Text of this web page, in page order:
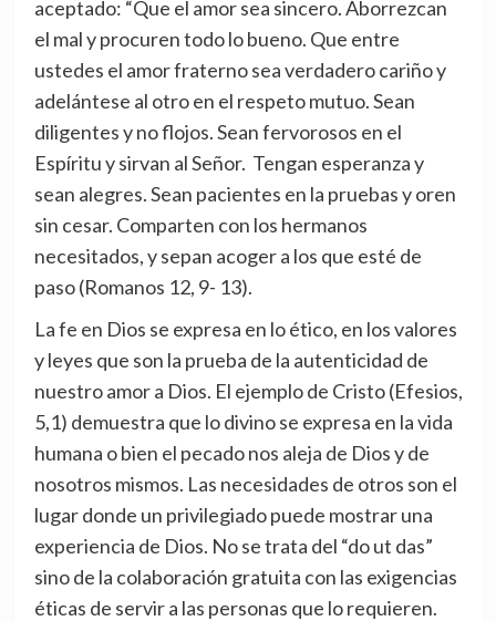
aceptado: “Que el amor sea sincero. Aborrezcan
el mal y procuren todo lo bueno. Que entre
ustedes el amor fraterno sea verdadero cariño y
adelántese al otro en el respeto mutuo. Sean
diligentes y no flojos. Sean fervorosos en el
Espíritu y sirvan al Señor. Tengan esperanza y
sean alegres. Sean pacientes en la pruebas y oren
sin cesar. Comparten con los hermanos
necesitados, y sepan acoger a los que esté de
paso (Romanos 12, 9- 13).
La fe en Dios se expresa en lo ético, en los valores
y leyes que son la prueba de la autenticidad de
nuestro amor a Dios. El ejemplo de Cristo (Efesios,
5,1) demuestra que lo divino se expresa en la vida
humana o bien el pecado nos aleja de Dios y de
nosotros mismos. Las necesidades de otros son el
lugar donde un privilegiado puede mostrar una
experiencia de Dios. No se trata del “do ut das”
sino de la colaboración gratuita con las exigencias
éticas de servir a las personas que lo requieren.